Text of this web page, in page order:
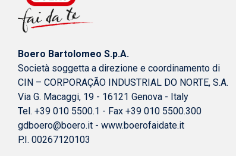
Boero Bartolomeo S.p.A.
Società soggetta a direzione e coordinamento di
CIN – CORPORAÇÃO INDUSTRIAL DO NORTE, S.A.
Via G. Macaggi, 19 - 16121 Genova - Italy
Tel. +39 010 5500.1 - Fax +39 010 5500.300
gdboero@boero.it - www.boerofaidate.it
P.I. 00267120103